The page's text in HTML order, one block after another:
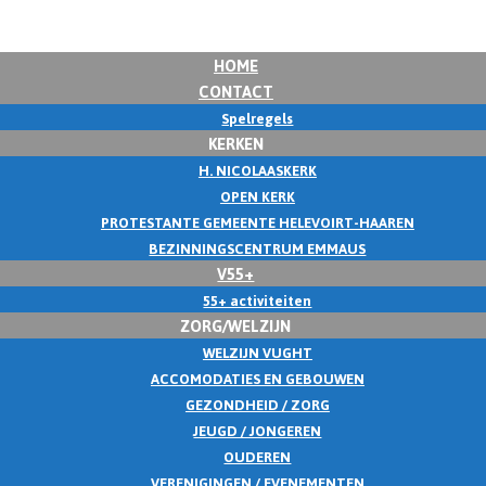
HOME
CONTACT
Spelregels
KERKEN
H. NICOLAASKERK
OPEN KERK
PROTESTANTE GEMEENTE HELEVOIRT-HAAREN
BEZINNINGSCENTRUM EMMAUS
V55+
55+ activiteiten
ZORG/WELZIJN
WELZIJN VUGHT
ACCOMODATIES EN GEBOUWEN
GEZONDHEID / ZORG
JEUGD / JONGEREN
OUDEREN